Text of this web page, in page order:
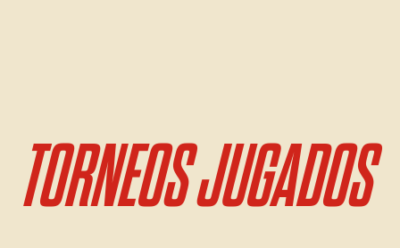
TORNEOS JUGADOS